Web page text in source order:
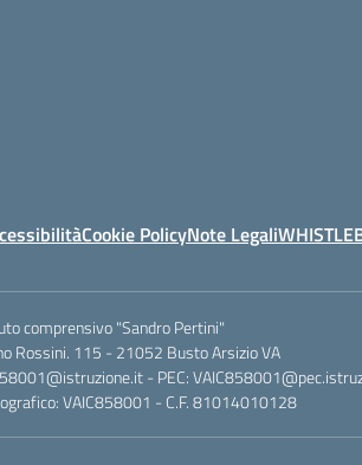
Cookie PolicyNote Legali
comprensivo "Sandro Pertini"
Rossini. 115 - 21052 Busto Arsizio VA
- PEC:
VAIC858001 - C.F. 81014010128